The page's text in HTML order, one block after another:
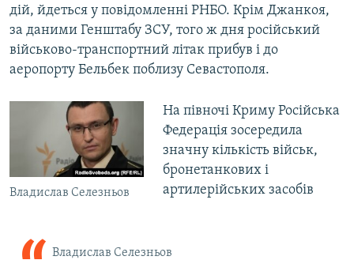
дій, йдеться у повідомленні РНБО. Крім Джанкоя,
за даними Генштабу ЗСУ, того ж дня російський
військово-транспортний літак прибув і до
аеропорту Бельбек поблизу Севастополя.
Владислав Селезньов
На півночі Криму Російська
Федерація зосередила
значну кількість військ,
бронетанкових і
артилерійських засобів
Владислав Селезньов